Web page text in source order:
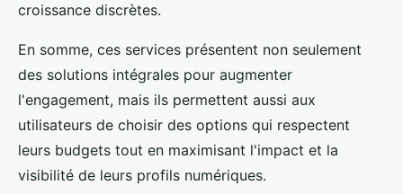
croissance discrètes.
En somme, ces services présentent non seulement
des solutions intégrales pour augmenter
l'engagement, mais ils permettent aussi aux
utilisateurs de choisir des options qui respectent
leurs budgets tout en maximisant l'impact et la
visibilité de leurs profils numériques.